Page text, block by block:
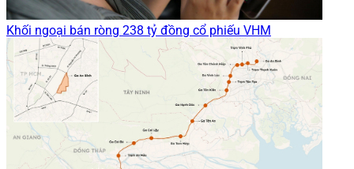
Khối ngoại bán ròng 238 tỷ đồng cổ phiếu VHM